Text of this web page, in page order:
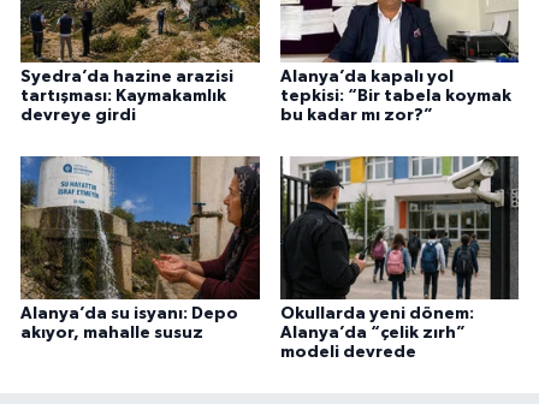
Syedra’da hazine arazisi
tartışması: Kaymakamlık
devreye girdi
Alanya’da kapalı yol
tepkisi: “Bir tabela koymak
bu kadar mı zor?”
Alanya’da su isyanı: Depo
akıyor, mahalle susuz
Okullarda yeni dönem:
Alanya’da “çelik zırh”
modeli devrede